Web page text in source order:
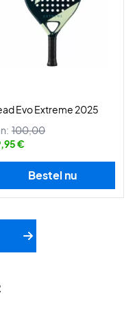
Evo Extreme 2025
100,00
€
Bestel nu